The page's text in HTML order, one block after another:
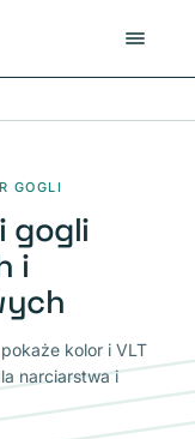
GOGLI
gogli
i
kolor i VLT
narciarstwa i